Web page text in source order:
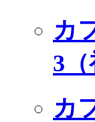
カ
3（
カ